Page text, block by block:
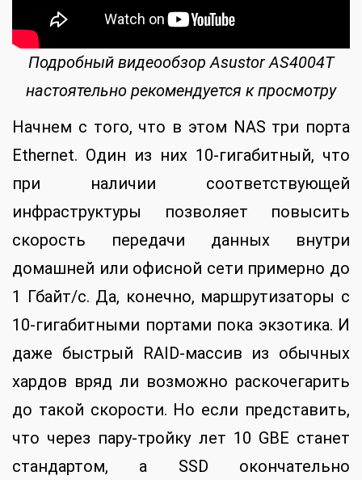
Подробный видеообзор Asustor AS4004T
настоятельно рекомендуется к просмотру
Начнем с того, что в этом NAS три порта
Ethernet. Один из них 10-гигабитный, что
при наличии соответствующей
инфраструктуры позволяет повысить
скорость передачи данных внутри
домашней или офисной сети примерно до
1 Гбайт/с. Да, конечно, маршрутизаторы с
10-гигабитными портами пока экзотика. И
даже быстрый RAID-массив из обычных
хардов вряд ли возможно раскочегарить
до такой скорости. Но если представить,
что через пару-тройку лет 10 GBE станет
стандартом, а SSD окончательно